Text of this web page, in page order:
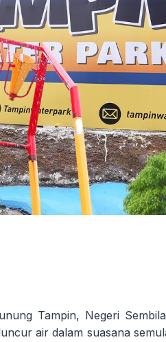
Tampin, Negeri
air dalam suasana